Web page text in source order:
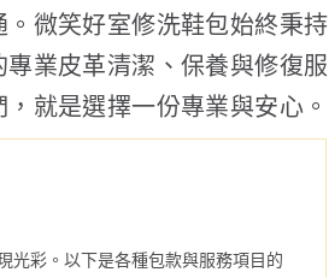
微笑好室修洗鞋包始終秉持
業皮革清潔、保養與修復服
就是選擇一份專業與安心。
光彩。以下是各種包款與服務項目的